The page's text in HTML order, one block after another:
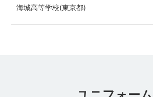
海城高等学校(東京都)